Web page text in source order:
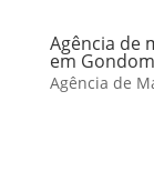
Agência de
em
Agência de